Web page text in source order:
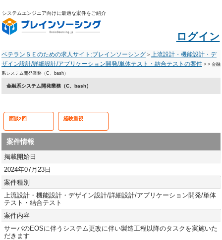
システムエンジニア向けに最適な案件をご紹介
ログイン
ベテランＳＥのための求人サイト:ブレインソーシング > 上流設計・機能設計・デ
ザイン設計/詳細設計/アプリケーション開発/単体テスト・結合テストの案件 > > 金融
系システム開発業務（C、bash）
金融系システム開発業務（C、bash）
面談2回 経験重視
案件情報
掲載開始日
2024年07月23日
案件種別
上流設計・機能設計・デザイン設計/詳細設計/アプリケーション開発/単体
テスト・結合テスト
案件内容
サーバのEOSに伴うシステム更改に伴い製造工程以降のタスクを実施いた
だきます